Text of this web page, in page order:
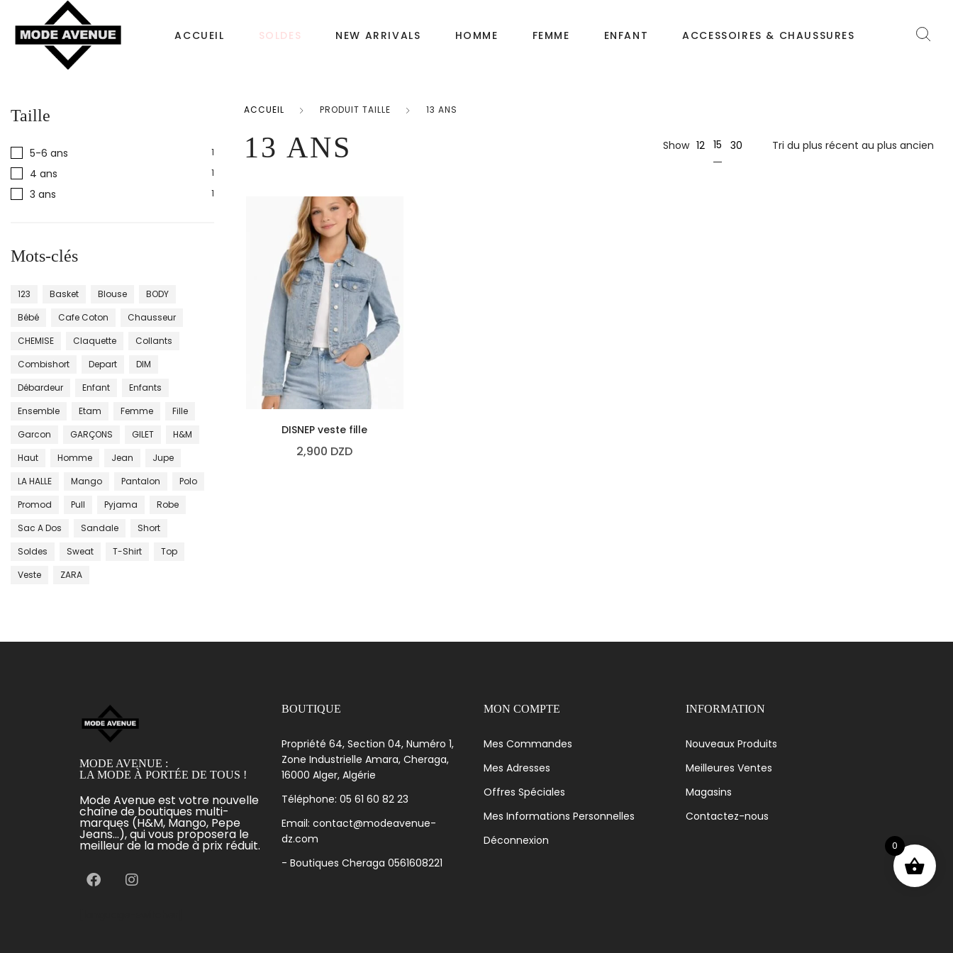
ACCUEIL SOLDES NEW ARRIVALS HOMME FEMME ENFANT ACCESSOIRES & CHAUSSURES
CHAUSSURES
Tongs
Enfant
Taille
5-6 ans 1
4 ans 1
3 ans 1
Mots-clés
123 Basket Blouse
BODY
Bébé
Cafe Coton
Chausseur
CHEMISE
Claquette
Collants
Combishort
Depart
DIM
Débardeur
Enfant
Enfants
Ensemble
Etam Femme
Fille
Garcon
GARÇONS GILET
H&m
Haut
Homme Jean
Jupe
LA HALLE
Mango Pantalon
Polo
Promod
Pull Pyjama
Robe
Sac A Dos
Sandale
Short
Soldes
Sweat T-Shirt
Top
Veste
ZARA
ACCUEIL PRODUIT TAILLE 13 ANS
13 ANS Show 12 15 30
DISNEP veste fille
2,900 DZD
MODE AVENUE :
LA MODE À PORTÉE DE TOUS !
Mode Avenue est votre nouvelle
chaîne de boutiques multi-
marques (H&M, Mango, Pepe
Jeans...), qui vous proposera le
meilleur de la mode à prix réduit.
BOUTIQUE
Propriété 64, Section 04, Numéro 1,
Zone Industrielle Amara, Cheraga,
16000 Alger, Algérie
Téléphone: 05 61 60 82 23
Email: contact@modeavenue-
dz.com
- Boutiques Cheraga 0561608221
MON COMPTE
Mes Commandes
Mes Adresses
Offres Spéciales
Mes Informations Personnelles
Déconnexion
INFORMATION
Nouveaux Produits
Meilleures Ventes
Magasins
Contactez-nous
0